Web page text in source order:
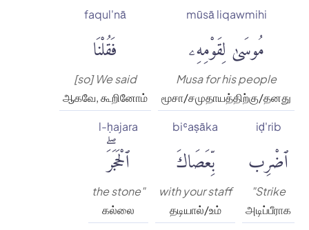
mūsā liqawmihi
مُوسَىٰ لِقَوْمِهِۦ
Musa for his people
மூசா/சமுதாயத்திற்கு/தனது
faqul'nā
فَقُلْنَا
[so] We said
ஆகவே, கூறினோம்
iḍ'rib
ٱضْرِب
"Strike
அடிப்பீராக
biʿaṣāka
بِّعَصَاكَ
with your staff
தடியால்/உம்
l-ḥajara
ٱلْحَجَرَۖ
the stone"
கல்லை